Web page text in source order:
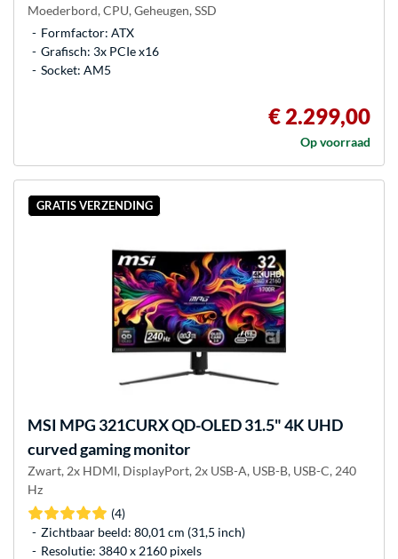
Moederbord, CPU, Geheugen, SSD
Formfactor: ATX
Grafisch: 3x PCIe x16
Socket: AM5
€ 2.299,00
Op voorraad
GRATIS VERZENDING
MSI MPG 321CURX QD-OLED 31.5" 4K UHD
curved gaming monitor
Zwart, 2x HDMI, DisplayPort, 2x USB-A, USB-B, USB-C, 240
Hz
(4)
Zichtbaar beeld: 80,01 cm (31,5 inch)
Resolutie: 3840 x 2160 pixels